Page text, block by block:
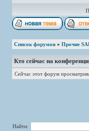
Список форумов » Прочие
Кто сейчас на
Сейчас этот форум
Найти: